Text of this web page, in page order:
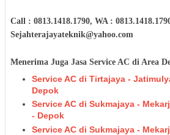
Call : 0813.1418.1790, WA :
Sejahterajayateknik@yahoo.com
Menerima Juga Jasa Service AC di Area
Service AC di Tirtajaya -
Depok
Service AC di Sukmajaya -
- Depok
Service AC di Sukmajaya -